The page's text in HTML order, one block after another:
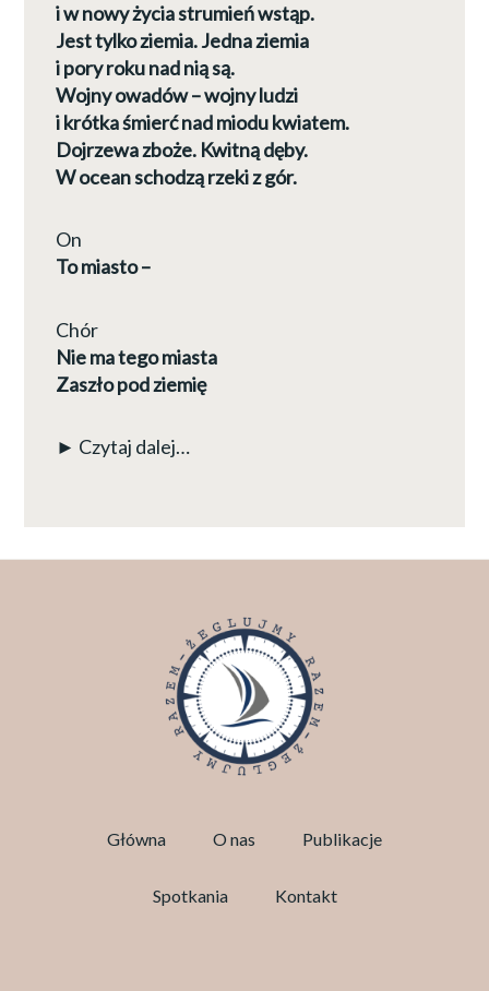
i w nowy życia strumień wstąp.
Jest tylko ziemia. Jedna ziemia
i pory roku nad nią są.
Wojny owadów – wojny ludzi
i krótka śmierć nad miodu kwiatem.
Dojrzewa zboże. Kwitną dęby.
W ocean schodzą rzeki z gór.
On
To miasto –
Chór
Nie ma tego miasta
Zaszło pod ziemię
► Czytaj dalej…
Główna O nas Publikacje
Spotkania Kontakt